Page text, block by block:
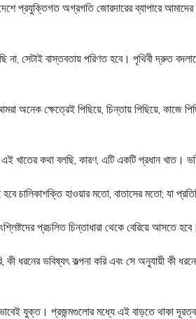
প্রযুক্তিগত অগ্রগতি জোরদারের ব্যাপারে
সেটাই বাস্তবতায় পরিণত হবে। পৃথিবী দ্রুত
অনেক ক্ষেত্রেই পিছিয়ে, চিন্তায় পিছিয়ে,
খাতের কথা বলছি, কারণ, এটি একটি প্রধান খাত।
হাওয়ার মতো, বাতাসের মতো; যা
প্রচলিত চিন্তাধারা থেকে বেরিয়ে আসতে হবে।
ভবিষ্যৎ কল্পনা করি এবং সে অনুযায়ী কী
যুক্ত। প্রজন্মগুলোর মধ্যে এই বাড়তে থাকা